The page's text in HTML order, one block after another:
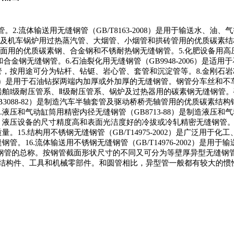
2.流体输送用无缝钢管（GB/T8163-2008）是用于输送水、油、
机车锅炉用过热蒸汽管、大烟管、小烟管和拱砖管用的优质碳素
用的优质碳素钢、合金钢和不锈耐热钢无缝钢管。5.化肥设备用
金钢无缝钢管。6.石油裂化用无缝钢管（GB9948-2006）是适用
按用途可分为钻杆、钻铤、岩心管、套管和沉淀管等。8.金刚石
用于石油钻探两端内加厚或外加厚的无缝钢管。钢管分车丝和
I级耐压管系、Ⅱ级耐压管系、锅炉及过热器用的碳素钢无缝钢管
82）是制造汽车半轴套管及驱动桥桥壳轴管用的优质碳素结
压和气动缸筒用精密内径无缝钢管（GB8713-88）是制造液压和
压设备的尺寸精度高和表面光洁度好的冷拔或冷轧精密无缝钢管
15.结构用不锈钢无缝钢管（GB/T14975-2002）是广泛用于化
管。16.流体输送用不锈钢无缝钢管（GB/T14976-2002）是用于
的总称。按钢管截面形状尺寸的不同又可分为等壁厚异型无缝
件、工具和机械零部件。和圆管相比，异型管一般都有较大的